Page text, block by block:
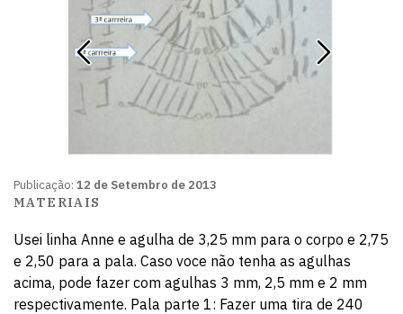
Publicação: 12 de Setembro de 2013
MATERIAIS
Usei linha Anne e agulha de 3,25 mm para o corpo e 2,75
e 2,50 para a pala. Caso voce não tenha as agulhas
acima, pode fazer com agulhas 3 mm, 2,5 mm e 2 mm
respectivamente. Pala parte 1: Fazer uma tira de 240